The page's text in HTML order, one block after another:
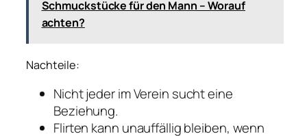
Schmuckstücke für den Mann – Worauf
achten?
Nachteile:
Nicht jeder im Verein sucht eine
Beziehung.
Flirten kann unauffällig bleiben, wenn